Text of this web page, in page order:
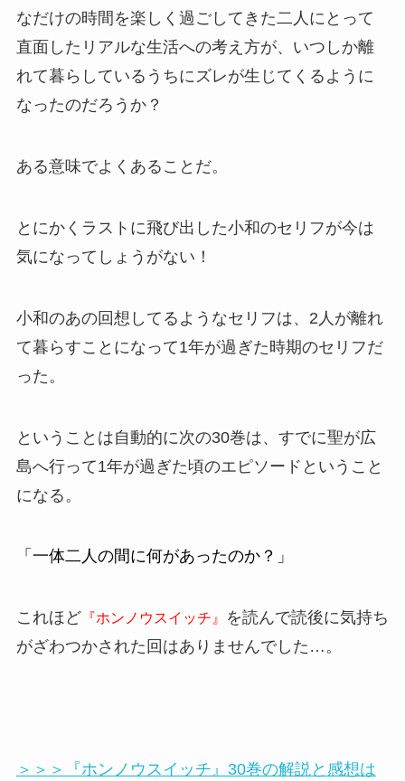
なだけの時間を楽しく過ごしてきた二人にとって
直面したリアルな生活への考え方が、いつしか離
れて暮らしているうちにズレが生じてくるように
なったのだろうか？
ある意味でよくあることだ。
とにかくラストに飛び出した小和のセリフが今は
気になってしょうがない！
小和のあの回想してるようなセリフは、2人が離れ
て暮らすことになって1年が過ぎた時期のセリフだ
った。
ということは自動的に次の30巻は、すでに聖が広
島へ行って1年が過ぎた頃のエピソードということ
になる。
「一体二人の間に何があったのか？」
これほど『ホンノウスイッチ』
を読んで読後に気持ち
がざわつかされた回はありませんでした…。
＞＞＞『ホンノウスイッチ』30巻の解説と感想は